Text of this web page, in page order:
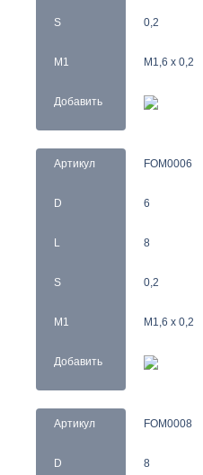
S
M1
Добавить
0,2
M1,6 x 0,2
Артикул
D
L
S
M1
Добавить
FOM0006
6
8
0,2
M1,6 x 0,2
Артикул
D
FOM0008
8